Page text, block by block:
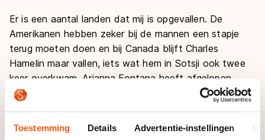
Toestemming Details Advertentie-instellingen
Er is een aantal landen dat mij is opgevallen. De
Amerikanen hebben zeker bij de mannen een stapje
terug moeten doen en bij Canada blijft Charles
Hamelin maar vallen, iets wat hem in Sotsji ook twee
keer overkwam. Arianna Fontana heeft afgelopen
zomer wat gas terug genomen, maar stond wel al vier
Over de Nederlanders zo meteen meer, maar wat ik